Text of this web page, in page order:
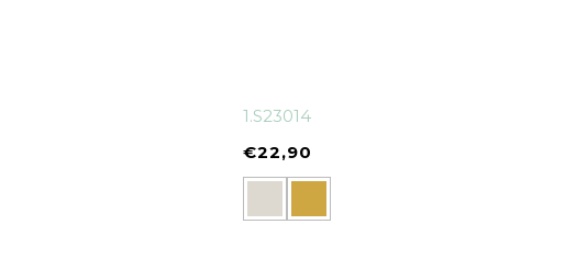
1.S23014
€22,90